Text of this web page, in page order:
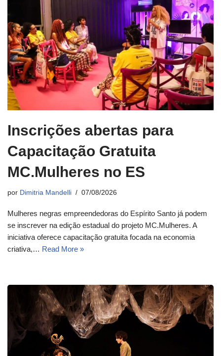
Inscrições abertas para
Capacitação Gratuita
MC.Mulheres no ES
por Dimitria Mandelli 07/08/2026
Mulheres negras empreendedoras do Espírito Santo já podem
se inscrever na edição estadual do projeto MC.Mulheres. A
iniciativa oferece capacitação gratuita focada na economia
criativa,… Read More »